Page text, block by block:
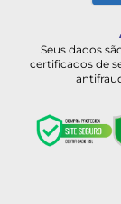
Seus dados
certificados de